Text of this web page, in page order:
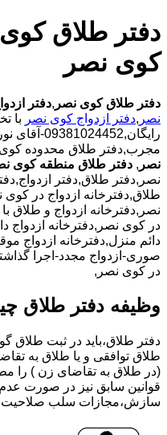
دفتر طلاق
کوی نصر
دفتر طلاق کوی نصر ,دفتر
نصر ,دفتر ازدواج کوی نصر با
مجرب,دفتر طلاق محدوده
نصر , دفتر طلاق منطقه کوی
نصر,دفتر طلاق,دفتر
طلاق,دفترخانه ازدواج در
نصر,دفترخانه ازدواج و طلاق
در کوی نصر,دفترخانه ازدواج
دائم منزل,دفترخانه ازدواج
صوری-ازدواج مجدد-اجرا
در کوی نصر,
وظیفه دفتر طلاق
دفتر طلاق،باید در ثبت
طلاق توافقی و یا طلاق به
قوانین سابق نیز در صورت
سازش،مجازات سلب صلاحیت